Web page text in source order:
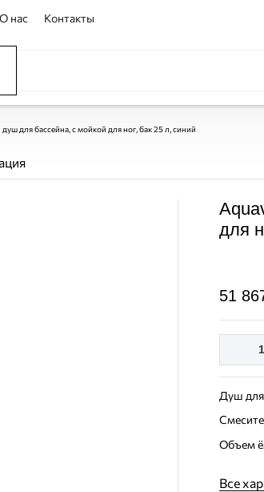
О нас Контакты
для бассейна, с мойкой для ног, бак 25 л, синий
для
51
Душ для
Объем
Все